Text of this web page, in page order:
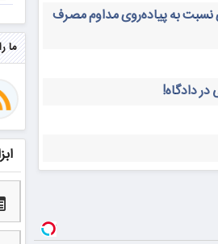
نسبت به پیاده‌روی مداوم مصرف
دادگاه!
ما